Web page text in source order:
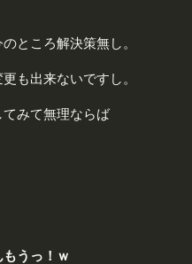
ところ解決策無し。
も出来ないですし。
みて無理ならば
うっ！ｗ